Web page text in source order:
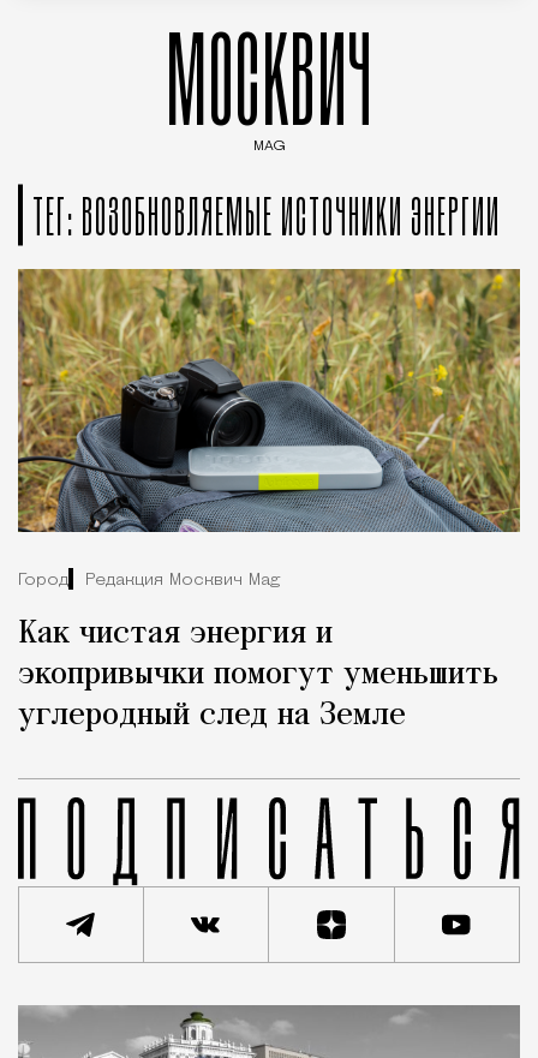
МОСКВИЧ
MAG
ТЕГ: ВОЗОБНОВЛЯЕМЫЕ ИСТОЧНИКИ ЭНЕРГИИ
Город Редакция Москвич Mag
Как чистая энергия и
экопривычки помогут уменьшить
углеродный след на Земле